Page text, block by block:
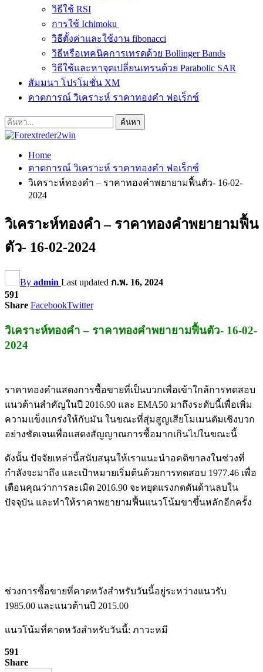
วิธีใช้ RSI
การใช้ Ichimoku
วิธีตั้งค่าและใช้งาน fibonacci
วิธีหรือเทคนิคการเทรดด้วย Bollinger Bands
วิธีใช้และหาจุดเปลี่ยนเทรนด้วย Parabolic SAR
สัมมนา โปรโมชั่น XM
คาดการณ์ วิเคราะห์ ราคาทองคำ ฟอเร็กซ์
Home
คาดการณ์ วิเคราะห์ ราคาทองคำ ฟอเร็กซ์
วิเคราะห์ทองคำ – ราคาทองคำพยายามฟื้นตัว- 16-02-
2024
วิเคราะห์ทองคำ – ราคาทองคำพยายามฟื้น
ตัว- 16-02-2024
By admin Last updated ก.พ. 16, 2024
591
Share FacebookTwitter
วิเคราะห์ทองคำ – ราคาทองคำพยายามฟื้นตัว- 16-02-
2024
ราคาทองคำแสดงการซื้อขายที่เป็นบวกเพื่อเข้าใกล้การทดสอบ
แนวต้านสำคัญในปี 2016.90 และ EMA50 มาถึงระดับนี้เพื่อเพิ่ม
ความแข็งแกร่งให้กับมัน ในขณะที่สุ่มสูญเสียโมเมนตัมเชิงบวก
อย่างชัดเจนเพื่อแสดงสัญญาณการซื้อมากเกินไปในขณะนี้
ดังนั้น ปัจจัยเหล่านี้สนับสนุนให้เราแนะนำอคติขาลงในช่วงที่
กำลังจะมาถึง และเป้าหมายเริ่มต้นด้วยการทดสอบ 1977.46 เพื่อ
เตือนคุณว่าการละเมิด 2016.90 จะหยุดแรงกดดันด้านลบใน
ปัจจุบัน และทำให้ราคาพยายามฟื้นแนวโน้มขาขึ้นหลักอีกครั้ง
ช่วงการซื้อขายที่คาดหวังสำหรับวันนี้อยู่ระหว่างแนวรับ
1985.00 และแนวต้านปี 2015.00
แนวโน้มที่คาดหวังสำหรับวันนี้: ภาวะหมี
591
Share